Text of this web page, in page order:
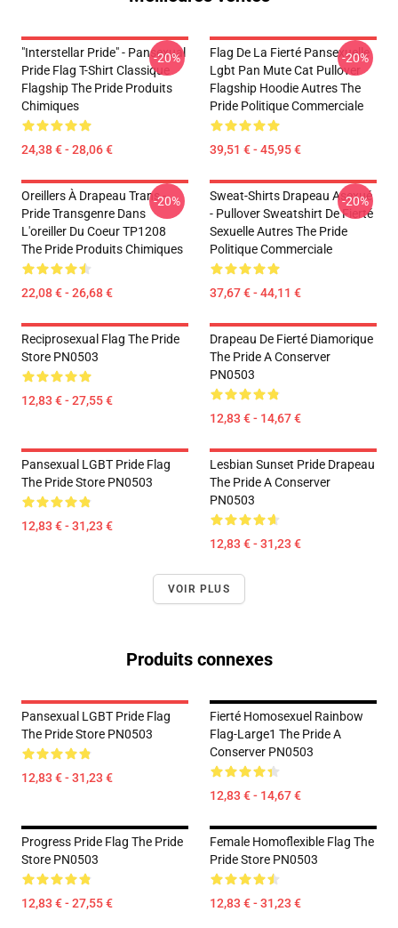
"Interstellar Pride" - Pansexual
Pride Flag T-Shirt Classique
Flagship The Pride Produits
Chimiques
24,38 € - 28,06 €
-20%
Flag De La Fierté Pansexuelle
Lgbt Pan Mute Cat Pullover
Flagship Hoodie Autres The
Pride Politique Commerciale
39,51 € - 45,95 €
-20%
Oreillers À Drapeau Trans -
Pride Transgenre Dans
L'oreiller Du Coeur TP1208
The Pride Produits Chimiques
22,08 € - 26,68 €
-20%
Sweat-Shirts Drapeau Asexué
- Pullover Sweatshirt De Fierté
Sexuelle Autres The Pride
Politique Commerciale
37,67 € - 44,11 €
-20%
Reciprosexual Flag The Pride
Store PN0503
12,83 € - 27,55 €
Drapeau De Fierté Diamorique
The Pride A Conserver
PN0503
12,83 € - 14,67 €
Pansexual LGBT Pride Flag
The Pride Store PN0503
12,83 € - 31,23 €
Lesbian Sunset Pride Drapeau
The Pride A Conserver
PN0503
12,83 € - 31,23 €
VOIR PLUS
Produits connexes
Pansexual LGBT Pride Flag
The Pride Store PN0503
12,83 € - 31,23 €
Fierté Homosexuel Rainbow
Flag-Large1 The Pride A
Conserver PN0503
12,83 € - 14,67 €
Progress Pride Flag The Pride
Store PN0503
12,83 € - 27,55 €
Female Homoflexible Flag The
Pride Store PN0503
12,83 € - 31,23 €